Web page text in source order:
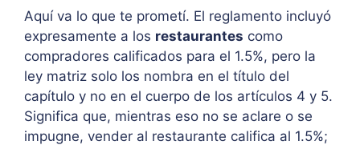
Aquí va lo que te prometí. El reglamento incluyó
expresamente a los restaurantes como
compradores calificados para el 1.5%, pero la
ley matriz solo los nombra en el título del
capítulo y no en el cuerpo de los artículos 4 y 5.
Significa que, mientras eso no se aclare o se
impugne, vender al restaurante califica al 1.5%;